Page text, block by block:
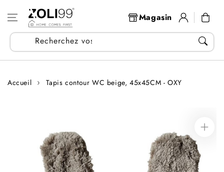
contenu
Recherchez vos articles...
Magasin
connecter
Panier
Accueil Tapis contour WC beige, 45x45CM - OXY
sur le produit